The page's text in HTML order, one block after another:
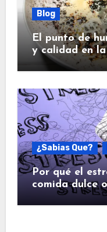
Blog
El punto de
y calidad en
¿Sabias Que?
Por qué el
comida dulce